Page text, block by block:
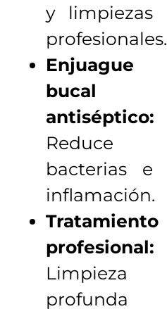
y limpiezas
profesionales.
Enjuague
bucal
antiséptico:
Reduce
bacterias e
inflamación.
Tratamiento
profesional:
Limpieza
profunda